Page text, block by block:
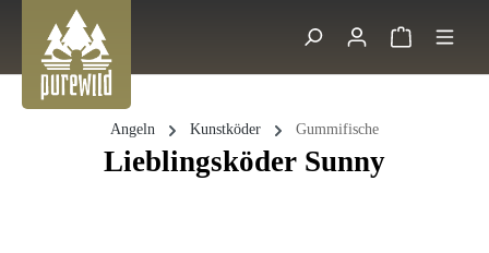
Zum Hauptinhalt springen
Suche
Angeln Kunstköder Gummifische
Lieblingsköder Sunny